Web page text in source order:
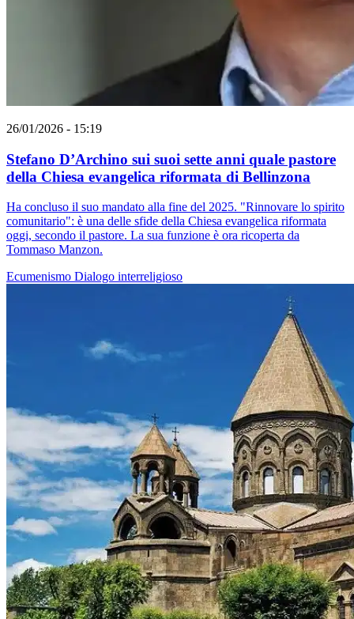
26/01/2026 - 15:19
Stefano D’Archino sui suoi sette anni quale pastore
della Chiesa evangelica riformata di Bellinzona
Ha concluso il suo mandato alla fine del 2025. "Rinnovare lo spirito
comunitario": è una delle sfide della Chiesa evangelica riformata
oggi, secondo il pastore. La sua funzione è ora ricoperta da
Tommaso Manzon.
Ecumenismo Dialogo interreligioso